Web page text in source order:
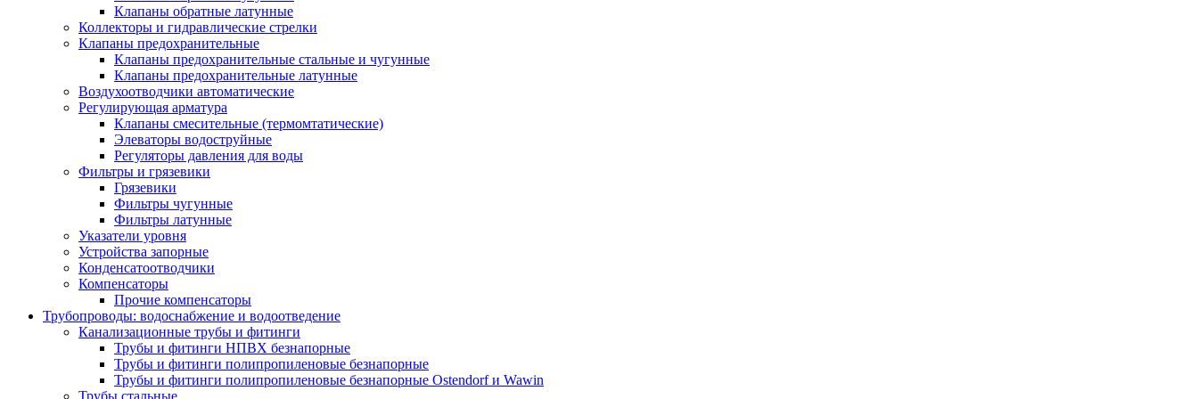
Клапаны обратные латунные
Коллекторы и гидравлические стрелки
Клапаны предохранительные
Клапаны предохранительные стальные и чугунные
Клапаны предохранительные латунные
Воздухоотводчики автоматические
Регулирующая арматура
Клапаны смесительные (термомтатические)
Элеваторы водоструйные
Регуляторы давления для воды
Фильтры и грязевики
Грязевики
Фильтры чугунные
Фильтры латунные
Указатели уровня
Устройства запорные
Конденсатоотводчики
Компенсаторы
Прочие компенсаторы
Трубопроводы: водоснабжение и водоотведение
Канализационные трубы и фитинги
Трубы и фитинги НПВХ безнапорные
Трубы и фитинги полипропиленовые безнапорные
Трубы и фитинги полипропиленовые безнапорные Ostendorf и Wawin
Трубы стальные